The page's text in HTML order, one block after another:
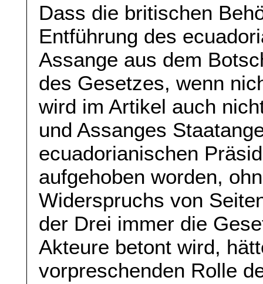
Dass die britischen
Entführung des
Assange aus dem
des Gesetzes, wenn
wird im Artikel auch
und Assanges
ecuadorianischen
aufgehoben worden,
Widerspruchs von
der Drei immer die
Akteure betont wird,
vorpreschenden Rolle